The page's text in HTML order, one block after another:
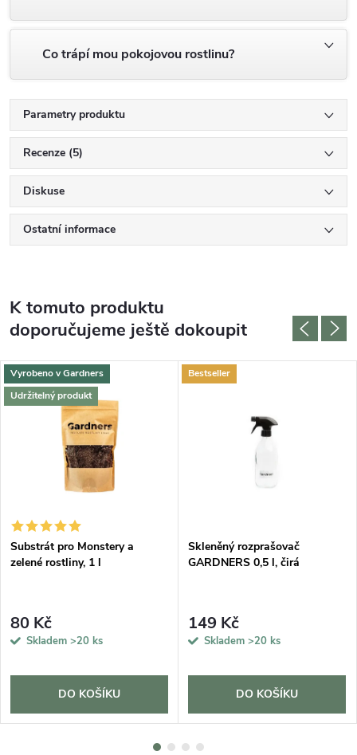
Co trápí mou pokojovou rostlinu?
Parametry produktu
Recenze (5)
Diskuse
Ostatní informace
K tomuto produktu
doporučujeme ještě dokoupit
Vyrobeno v Gardners
Udržitelný produkt
Substrát pro Monstery a
zelené rostliny, 1 l
80 Kč
Skladem >20 ks
DO KOŠÍKU
Bestseller
Skleněný rozprašovač
GARDNERS 0,5 l, čirá
149 Kč
Skladem >20 ks
DO KOŠÍKU